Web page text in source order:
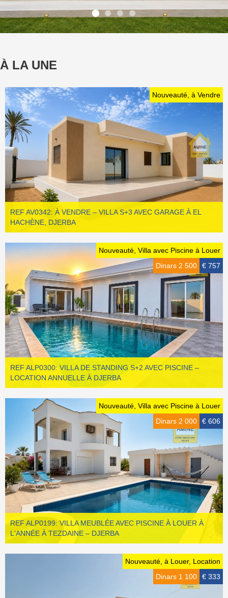
À LA UNE
Nouveauté, à Vendre
REF AV0342: À VENDRE – VILLA S+3 AVEC GARAGE À EL
HACHÈNE, DJERBA
Nouveauté, Villa avec Piscine à Louer
€ 757
Dinars 2 500
REF ALP0300: VILLA DE STANDING S+2 AVEC PISCINE –
LOCATION ANNUELLE À DJERBA
Nouveauté, Villa avec Piscine à Louer
€ 606
Dinars 2 000
REF ALP0199: VILLA MEUBLÉE AVEC PISCINE À LOUER À
L'ANNÉE À TEZDAINE – DJERBA
Nouveauté, à Louer, Location
€ 333
Dinars 1 100